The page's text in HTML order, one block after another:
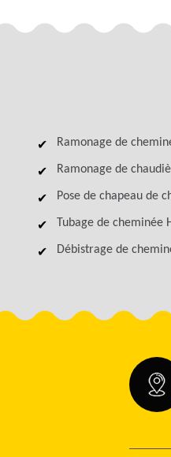
Ramonage de
Ramonage de
Pose de chapeau de
Tubage de cheminée
Débistrage de